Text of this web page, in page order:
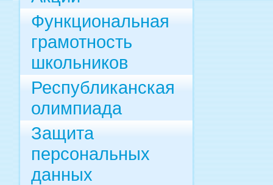
Функциональная
грамотность
школьников
Республиканская
олимпиада
Защита
персональных
данных